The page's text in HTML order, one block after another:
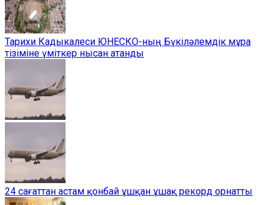
Тарихи Кадыкалеси ЮНЕСКО-ның Бүкіләлемдік мұра
тізіміне үміткер нысан атанды
24 сағаттан астам қонбай ұшқан ұшақ рекорд орнатты